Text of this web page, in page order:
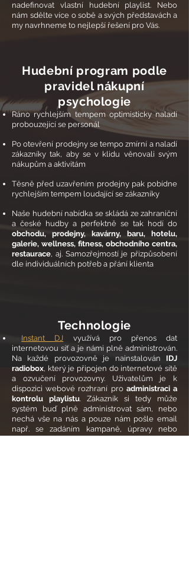
nadefinovat vlastní hudební playlist. Nebo
nám sdělte více o sobě a svých představách a
my navrhneme to nejlepší řešení pro Vás.
Hudební program podle
pravidel nákupní
psychologie
Ráno rychlejším tempem optimisticky naladí
probouzející se personál
Po otevření prodejny se tempo zmírní a naladí
zákazníky tak, aby se v klidu věnovali svým
nákupům a aktivitám
Těsně před uzavřením prodejny pak pobídne
rychlejším tempem loudající se zákazníky
Naše hudební nabídka se skládá ze zahraniční
a české hudby a perfektně se tak hodí do
obchodu, prodejny, kavárny, baru, hotelu,
galerie, wellness, fitness, obchodního centra,
restaurace, aj. Samozřejmostí je přizpůsobení
dle individuálních potřeb a přání klienta
Technologie
Instant DJ využívá pro přenos dat
internetovou síť a je námi plně administrován.
Na každé provozovně je nainstalován IDJ
radiobox, který je připojen do internetové sítě
a ozvučení provozovny. Uživatelům je k
dispozici webové rozhraní pro administraci a
kontrolu playlistu. Zákazník si tedy může
systém buď plně administrovat sám, nebo
nechá vše na nás a pouze nám pošle email
např. se zadáním kampaně, úpravy nebo